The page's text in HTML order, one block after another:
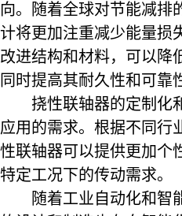
向。随着全球对节能减排
计将更加注重减少能量损
改进结构和材料，可以降
同时提高其耐久性和可靠
挠性联轴器的定制化
应用的需求。根据不同行
性联轴器可以提供更加个
特定工况下的传动需求。
随着工业自动化和智